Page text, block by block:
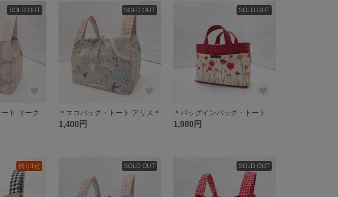
SOLD OUT SOLD OUT
＊エコバッグ・トート アリス＊
1,400円
SOLD OUT
1,980円
残り1点 SOLD OUT SOLD OUT